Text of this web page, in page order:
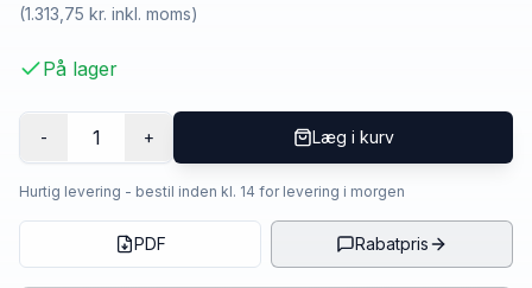
(1.313,75 kr. inkl. moms)
På lager
- 1 + Læg i kurv
Hurtig levering - bestil inden kl. 14 for levering i morgen
PDF Rabatpris